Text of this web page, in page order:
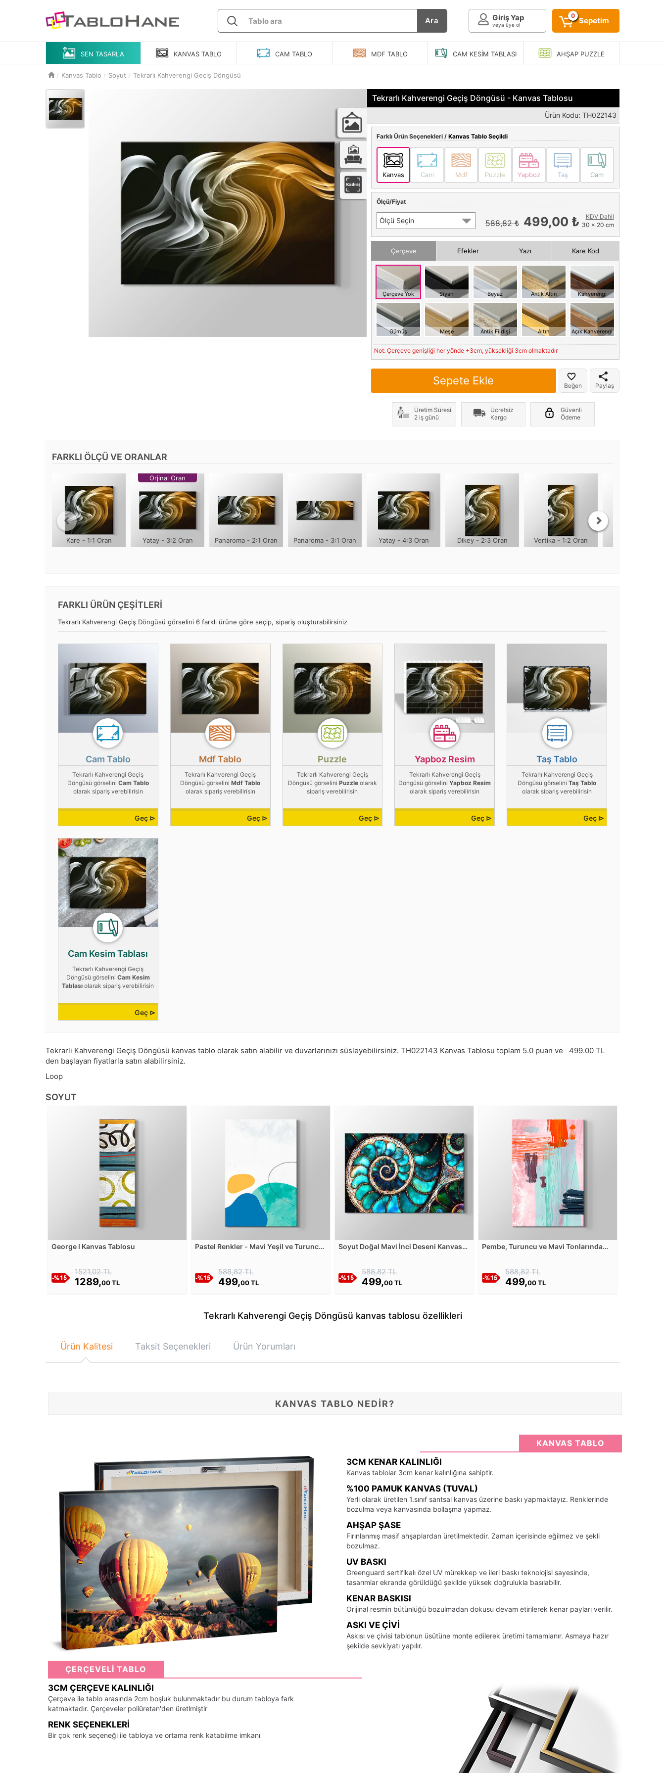
Ara Giriş Yap
veya üye ol
0
Sepetim
SEN TASARLA KANVAS TABLO CAM TABLO MDF TABLO CAM KESIM TABLASI AHŞAPPUZZLE
Kanvas Tablo Soyut Tekrarlı Kahverengi Geçiş Döngüsü
Tekrarlı Kahverengi Geçiş Döngüsü - Kanvas Tablosu
Ürün Kodu: TH022143
Farklı Ürün Seçenekleri / Kanvas Tablo Seçildi
Kanvas Cam Mdf Puzzle Yapboz Taş Cam
Ölçü/Fiyat
Ölçü Seçin 588,82 ₺ 499,00 ₺
KDV Dahil
30 x 20 cm
Çerçeve Efekler Yazı Kare Kod
Çerçeve Yok Siyah Beyaz Antik Altın Kahverengi
Gümüş Meşe Antik Fildişi Altın Açık Kahverengi
Not: Çerçeve genişliği her yönde +3cm, yüksekliği 3cm olmaktadır
Sepete Ekle Beğen Paylaş
Üretim Süresi
2 iş günü
Ücretsiz
Kargo
Güvenli
Ödeme
FARKLI ÖLÇÜ VE ORANLAR
Kare - 1:1 Oran
Orjinal Oran
Yatay - 3:2 Oran Panaroma - 2:1 Oran Panaroma - 3:1 Oran Yatay - 4:3 Oran Dikey - 2:3 Oran Vertika - 1:2 Oran Vertika - 1:3
FARKLI ÜRÜN ÇEŞİTLERİ
Tekrarlı Kahverengi Geçiş Döngüsü görselini 6 farklı ürüne göre seçip, sipariş oluşturabilirsiniz
Cam Tablo
Tekrarlı Kahverengi Geçiş
Döngüsü görselini Cam Tablo
olarak sipariş verebilirisin
Geç ⊳
Mdf Tablo
Tekrarlı Kahverengi Geçiş
Döngüsü görseliniMdf Tablo
olarak sipariş verebilirisin
Geç ⊳
Puzzle
Tekrarlı Kahverengi Geçiş
Döngüsü görselini Puzzleolarak
sipariş verebilirisin
Geç ⊳
Yapboz Resim
Tekrarlı Kahverengi Geçiş
Döngüsü görseliniYapboz Resim
olarak sipariş verebilirisin
Geç ⊳
Taş Tablo
Tekrarlı Kahverengi Geçiş
Döngüsü görseliniTaş Tablo
olarak sipariş verebilirisin
Geç ⊳
Cam Kesim Tablası
Tekrarlı Kahverengi Geçiş
Döngüsü görselini Cam Kesim
Tablası olarak sipariş verebilirisin
Geç ⊳
Tekrarlı Kahverengi Geçiş Döngüsü kanvas tablo olarak satın alabilir ve duvarlarınızı süsleyebilirsiniz. TH022143 Kanvas Tablosu toplam 5.0 puan ve 499.00 TL
den başlayan fiyatlarla satın alabilirsiniz.
Loop
SOYUT
George I Kanvas Tablosu
1521,02 TL
1289,00 TL
Pastel Renkler - Mavi Yeşil ve Turuncu
588,82 TL
499,00 TL
Soyut Doğal Mavi İnci Deseni Kanvas
588,82 TL
499,00 TL
Pembe, Turuncu ve Mavi Tonlarında
588,82 TL
499,00 TL
Tekrarlı Kahverengi Geçiş Döngüsü kanvas tablosu özellikleri
Ürün Kalitesi Taksit Seçenekleri Ürün Yorumları
KANVAS TABLO NEDİR?
KANVAS TABLO
3CM KENAR KALINLIĞI
Kanvas tablolar 3cm kenar kalınlığına sahiptir.
%100 PAMUK KANVAS (TUVAL)
Yerli olarak üretilen 1.sınıf santsal kanvas üzerine baskı yapmaktayız. Renklerinde
bozulma veya kanvasında bollaşma yapmaz.
AHŞAP ŞASE
Fırınlanmış masif ahşaplardan üretilmektedir. Zaman içerisinde eğilmez ve şekli
bozulmaz.
UV BASKI
Greenguard sertifikalı özel UV mürekkep ve ileri baskı teknolojisi sayesinde,
tasarımlar ekranda görüldüğü şekilde yüksek doğrulukla basılabilir.
KENAR BASKISI
Orijinal resmin bütünlüğü bozulmadan dokusu devam etirilerek kenar payları verilir.
ASKI VE ÇIVI
Askısı ve çivisi tablonun üsütüne monte edilerek üretimi tamamlanır. Asmaya hazır
şekilde sevkiyatı yapılır.
ÇERÇEVELİ TABLO
3CM ÇERÇEVE KALINLIĞI
Çerçeve ile tablo arasında 2cm boşluk bulunmaktadır bu durum tabloya fark
katmaktadır. Çerçeveler poliüretan'den üretlmiştir
RENK SEÇENEKLERI
Bir çok renk seçeneği ile tabloya ve ortama renk katabilme imkanı